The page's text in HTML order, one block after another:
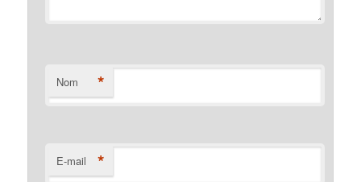
Nom *
E-mail *